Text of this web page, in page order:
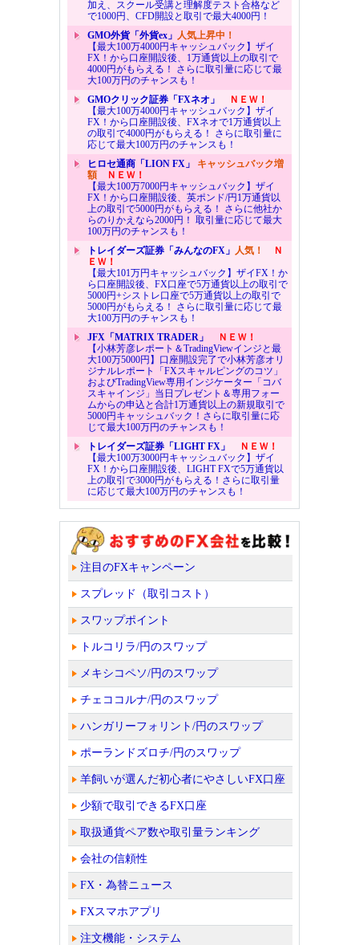
加え、スクール受講と理解度テスト合格など
で1000円、CFD開設と取引で最大4000円！
GMO外貨「外貨ex」 人気上昇中！
【最大100万4000円キャッシュバック】ザイ
FX！から口座開設後、1万通貨以上の取引で
4000円がもらえる！ さらに取引量に応じて最
大100万円のチャンスも！
GMOクリック証券「FXネオ」
ＮＥＷ！
【最大100万4000円キャッシュバック】ザイ
FX！から口座開設後、FXネオで1万通貨以上
の取引で4000円がもらえる！ さらに取引量に
応じて最大100万円のチャンスも！
ヒロセ通商「LION FX」 キャッシュバック増
額ＮＥＷ！
【最大100万7000円キャッシュバック】ザイ
FX！から口座開設後、英ポンド/円1万通貨以
上の取引で5000円がもらえる！ さらに他社か
らのりかえなら2000円！ 取引量に応じて最大
100万円のチャンスも！
トレイダーズ証券「みんなのFX」 人気！
Ｎ
ＥＷ！
【最大101万円キャッシュバック】ザイFX！か
ら口座開設後、FX口座で5万通貨以上の取引で
5000円+シストレ口座で5万通貨以上の取引で
5000円がもらえる！ さらに取引量に応じて最
大100万円のチャンスも！
JFX「MATRIX TRADER」
ＮＥＷ！
【小林芳彦レポート＆TradingViewインジと最
大100万5000円】口座開設完了で小林芳彦オリ
ジナルレポート「FXスキャルピングのコツ」
およびTradingView専用インジケーター「コバ
スキャインジ」当日プレゼント＆専用フォー
ムからの申込と合計1万通貨以上の新規取引で
5000円キャッシュバック！さらに取引量に応
じて最大100万円のチャンスも！
トレイダーズ証券「LIGHT FX」
ＮＥＷ！
【最大100万3000円キャッシュバック】ザイ
FX！から口座開設後、LIGHT FXで5万通貨以
上の取引で3000円がもらえる！さらに取引量
に応じて最大100万円のチャンスも！
注目のFXキャンペーン
スプレッド（取引コスト）
スワップポイント
トルコリラ/円のスワップ
メキシコペソ/円のスワップ
チェココルナ/円のスワップ
ハンガリーフォリント/円のスワップ
ポーランドズロチ/円のスワップ
羊飼いが選んだ初心者にやさしいFX口座
少額で取引できるFX口座
取扱通貨ペア数や取引量ランキング
会社の信頼性
FX・為替ニュース
FXスマホアプリ
注文機能・システム